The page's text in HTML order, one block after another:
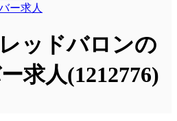
ー求人
ッドバロンの
求人(1212776)